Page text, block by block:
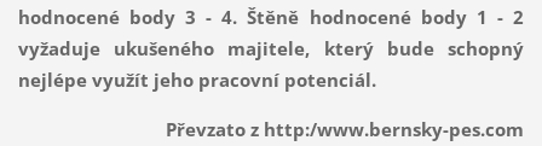
hodnocené body 3 - 4. Štěně hodnocené body 1 - 2
vyžaduje ukušeného majitele, který bude schopný
nejlépe využít jeho pracovní potenciál.
Převzato z http:/www.bernsky-pes.com